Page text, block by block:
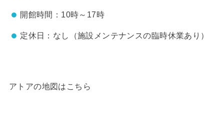
開館時間：10時～17時
定休日：なし（施設メンテナンスの臨時休業あり）
アトアの地図はこちら